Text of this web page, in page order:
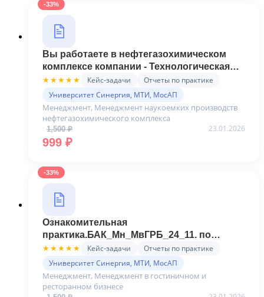
-33%
Вы работаете в нефтегазохимическом
комплексе компании - Технологическая
(проектно-технологическая
практика).Мн_МНПНефтегазК(8)_24 _05
(Синергия)
★★★★★ Кейс-задачи
Отчеты по практике
Университет Синергия, МТИ, МосАП
Менеджмент, Менеджмент наукоемких производств
нефтегазохимического комплекса
1,500₽
Первоначальная цена составляла 1,500 ₽.
999 ₽Текущая цена: 999 ₽.
23.01.2026
-33%
Ознакомительная
практика.БАК_Мн_МвГРБ_24_11. по
Менеджменту в гостиничном и
ресторанном бизнесе (Синергия)
★★★★★ Кейс-задачи
Отчеты по практике
Университет Синергия, МТИ, МосАП
Менеджмент, Менеджмент в гостиничном и
ресторанном бизнесе